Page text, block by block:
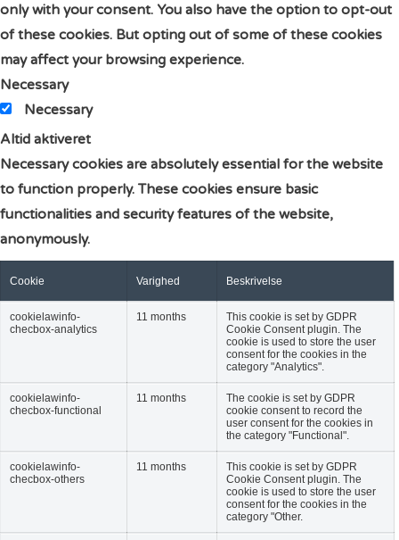
only with your consent. You also have the option to opt-out
of these cookies. But opting out of some of these cookies
may affect your browsing experience.
Necessary
Necessary
Altid aktiveret
Necessary cookies are absolutely essential for the website
to function properly. These cookies ensure basic
functionalities and security features of the website,
anonymously.
Cookie Varighed Beskrivelse
cookielawinfo-
checbox-analytics
11 months
This cookie is set by GDPR
Cookie Consent plugin. The
cookie is used to store the user
consent for the cookies in the
category "Analytics".
cookielawinfo-
checbox-functional
11 months
The cookie is set by GDPR
cookie consent to record the
user consent for the cookies in
the category "Functional".
cookielawinfo-
checbox-others
11 months
This cookie is set by GDPR
Cookie Consent plugin. The
cookie is used to store the user
consent for the cookies in the
category "Other.